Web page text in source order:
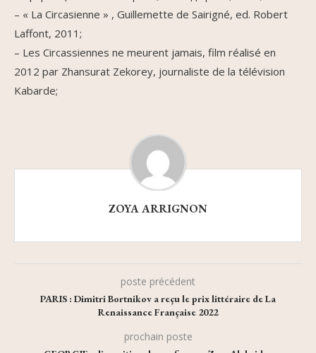
– « La Circasienne » , Guillemette de Sairigné, ed. Robert
Laffont, 2011;
– Les Circassiennes ne meurent jamais, film réalisé en
2012 par Zhansurat Zekorey, journaliste de la télévision
Kabarde;
ZOYA ARRIGNON
poste précédent
PARIS : Dimitri Bortnikov a reçu le prix littéraire de La
Renaissance Française 2022
prochain poste